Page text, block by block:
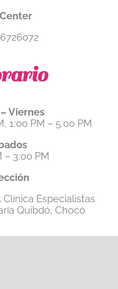
Viernes
1:00 PM – 5:00 PM
– 3:00 PM
Clínica Especialistas
Quibdó, Chocó